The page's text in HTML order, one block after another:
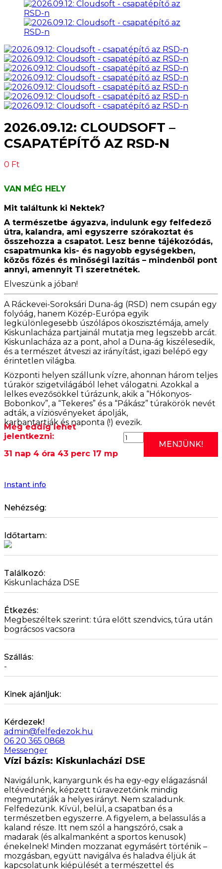
2026.09.12: CLOUDSOFT –
CSAPATÉPÍTŐ AZ RSD-N
0 Ft
VAN MÉG HELY
Mit találtunk ki Nektek?
A természetbe ágyazva, indulunk egy felfedező
útra, kalandra, ami egyszerre szórakoztat és
összehozza a csapatot. Lesz benne tájékozódás,
csapatmunka kis- és nagyobb egységekben,
közös főzés és minőségi lazítás – mindenből pont
annyi, amennyit Ti szeretnétek.
Elveszünk a jóban!
A Ráckevei-Soroksári Duna-ág (RSD) nem csupán egy
folyóág, hanem Közép-Európa egyik
legkülönlegesebb úszólápos ökoszisztémája, amely
Kiskunlacháza partjainál mutatja meg legszebb arcát.
Kiskunlacháza az a pont, ahol a Duna-ág kiszélesedik,
és a természet átveszi az irányítást, igazi belépő egy
érintetlen világba.
Központi helyen szállunk vízre, ahonnan három teljes
túrakör szigetvilágából lehet válogatni. Azokkal a
lelkes evezősökkel túrázunk, akik a “Hókonyos-
Bobonkov”, a “Tekeres” és a “Pákász” túrakörök nevét
adták, a víziösvényeket ápolják,
karbantartják és naponta (!) evezik.
Még eddig lehet
jelentkezni:
31 nap 4 óra 43 perc 16 mp
2026.09.12:
CloudsoftMENJÜNK!
Instant info
Nehézség:
Időtartam:
Találkozó:
Kiskunlacháza DSE
Étkezés:
Megbeszéltek szerint: túra előtt szendvics, túra után
bográcsos vacsora
Szállás:
-
Kinek ajánljuk:
Kérdezek!
admin@felfedezok.hu
06 20 365 0868
Messenger
Vízi bázis: Kiskunlacházi DSE
Navigálunk, kanyargunk és ha egy-egy elágazásnál
eltévednénk, képzett túravezetőink mindig
megmutatják a helyes irányt. Nem szaladunk.
Felfedezünk. Kívül, belül, a csapatban és a
természetben egyszerre. A figyelem, a belassulás a
kaland része. Itt nem szól a hangszóró, csak a
madarak (és alkalmanként a sportos kenusok)
énekelnek! Minden mozzanat egymásért történik –
mozgásban, együtt navigálva és haladva éljük át
kapcsolatunk kiépülését a természettel és